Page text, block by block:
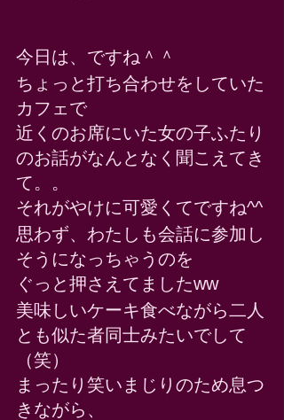
今日は、ですね＾＾
ちょっと打ち合わせをしていた
カフェで
近くのお席にいた女の子ふたり
のお話がなんとなく聞こえてき
て。。
それがやけに可愛くてですね^^
思わず、わたしも会話に参加し
そうになっちゃうのを
ぐっと押さえてましたww
美味しいケーキ食べながら二人
とも似た者同士みたいでして
（笑）
まったり笑いまじりのため息つ
きながら、